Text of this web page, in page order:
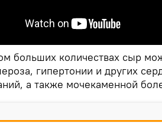
больших количествах сыр
гипертонии и других
а также мочекаменной